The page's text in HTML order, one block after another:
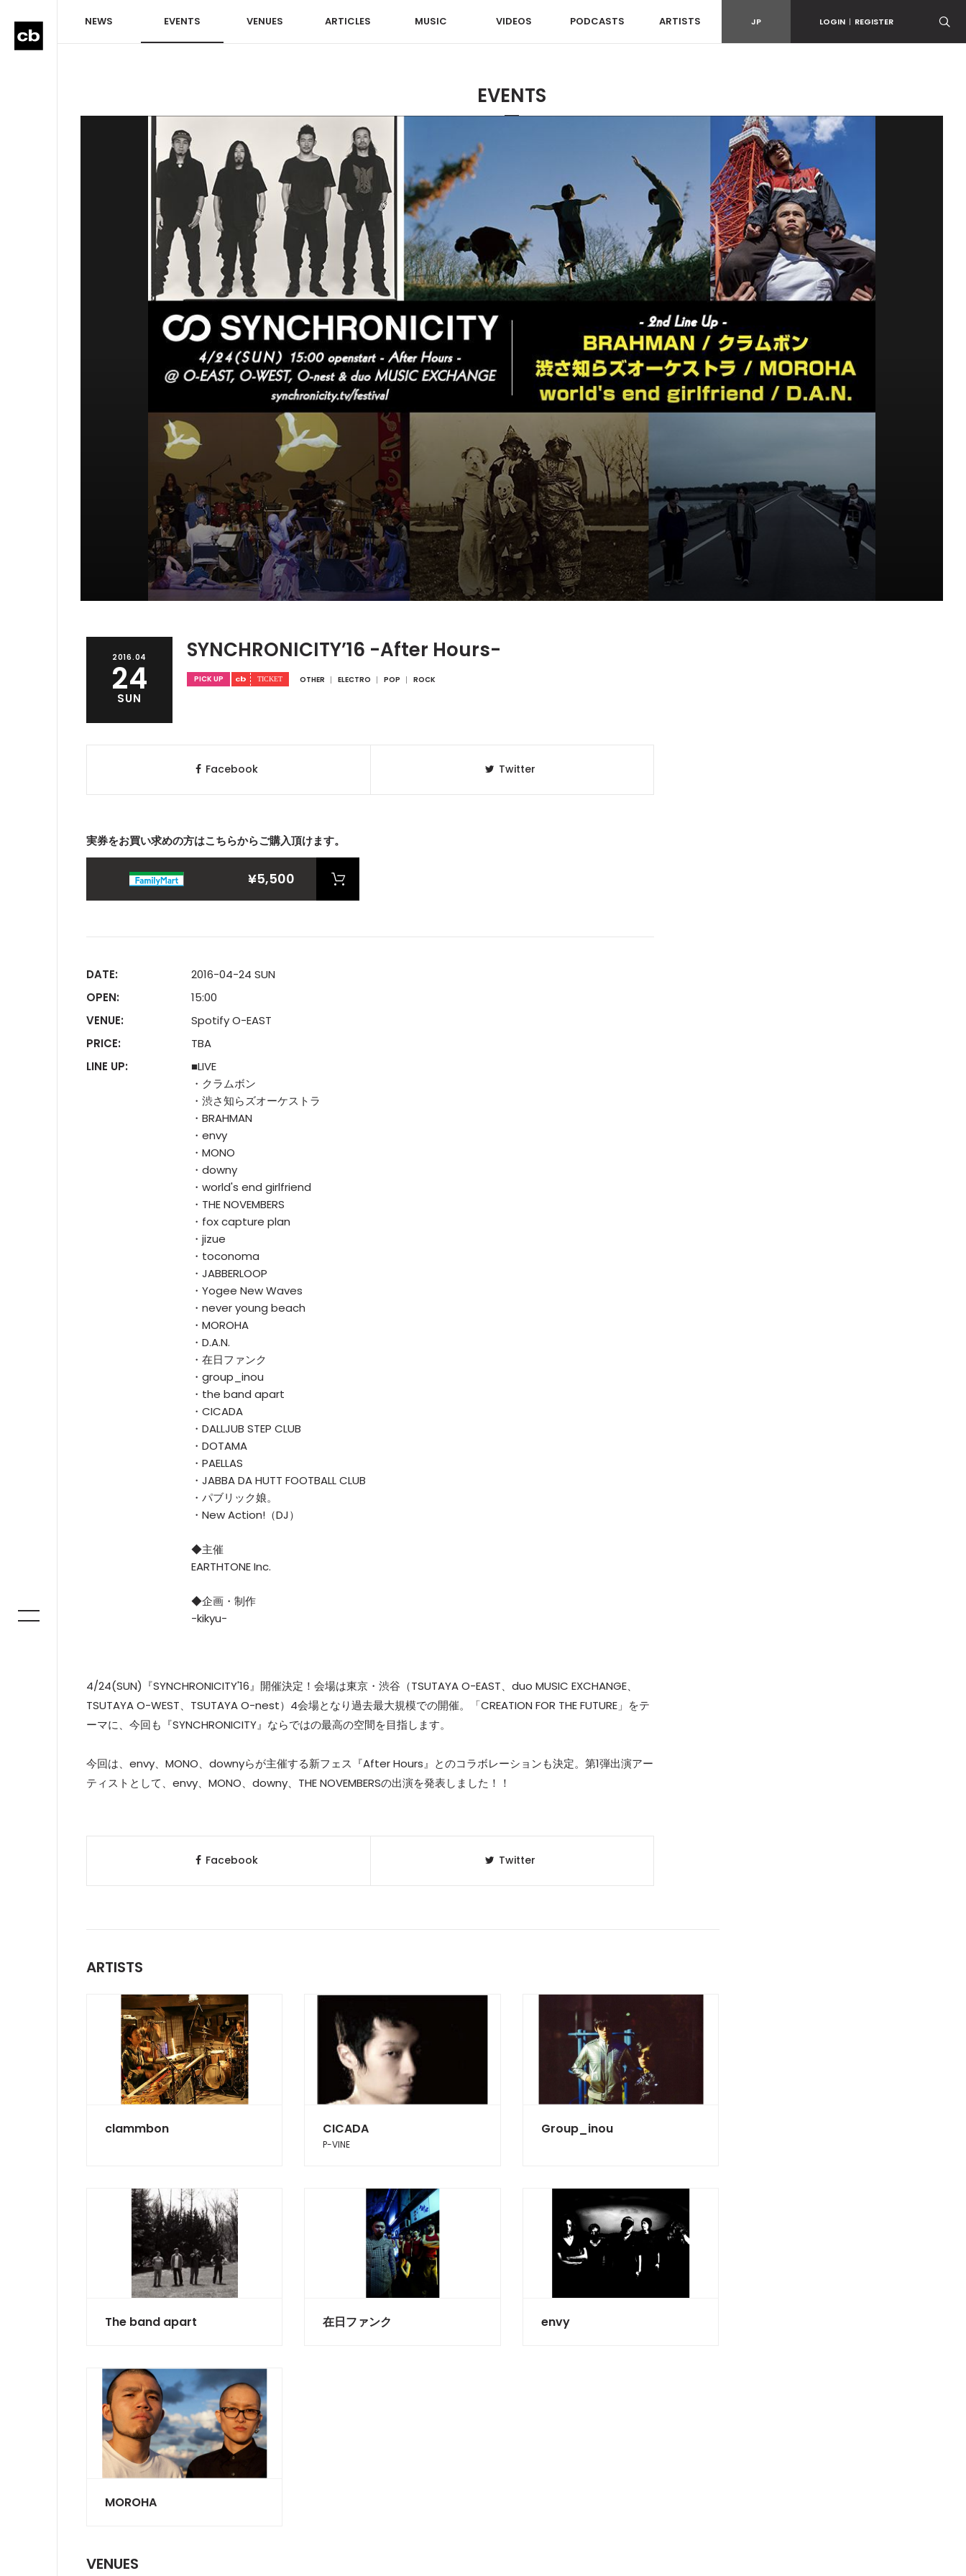
NEWS EVENTS VENUES ARTICLES MUSIC VIDEOS PODCASTS ARTISTS JP LOGIN | REGISTER
EVENTS
2016.04
24
SUN
SYNCHRONICITY’16 -After Hours-
PICK UP OTHER ELECTRO POP ROCK
Facebook Twitter
実券をお買い求めの方はこちらからご購入頂けます。
¥5,500
DATE:
2016-04-24 SUN
OPEN:
15:00
VENUE:
Spotify O-EAST
PRICE:
TBA
LINE UP:
■LIVE
・クラムボン
・渋さ知らズオーケストラ
・BRAHMAN
・envy
・MONO
・downy
・world's end girlfriend
・THE NOVEMBERS
・fox capture plan
・jizue
・toconoma
・JABBERLOOP
・Yogee New Waves
・never young beach
・MOROHA
・D.A.N.
・在日ファンク
・group_inou
・the band apart
・CICADA
・DALLJUB STEP CLUB
・DOTAMA
・PAELLAS
・JABBA DA HUTT FOOTBALL CLUB
・パブリック娘。
・New Action!（DJ）
◆主催
EARTHTONE Inc.
◆企画・制作
-kikyu-
4/24(SUN)『SYNCHRONICITY'16』開催決定！会場は東京・渋谷（TSUTAYA O-EAST、duo MUSIC EXCHANGE、
TSUTAYA O-WEST、TSUTAYA O-nest）4会場となり過去最大規模での開催。「CREATION FOR THE FUTURE」をテ
ーマに、今回も『SYNCHRONICITY』ならではの最高の空間を目指します。
今回は、envy、MONO、downyらが主催する新フェス『After Hours』とのコラボレーションも決定。第1弾出演アー
ティストとして、envy、MONO、downy、THE NOVEMBERSの出演を発表しました！！
Facebook Twitter
ARTISTS
clammbon CICADA
P-VINE
Group_inou
The band apart 在日ファンク envy
MOROHA
VENUES